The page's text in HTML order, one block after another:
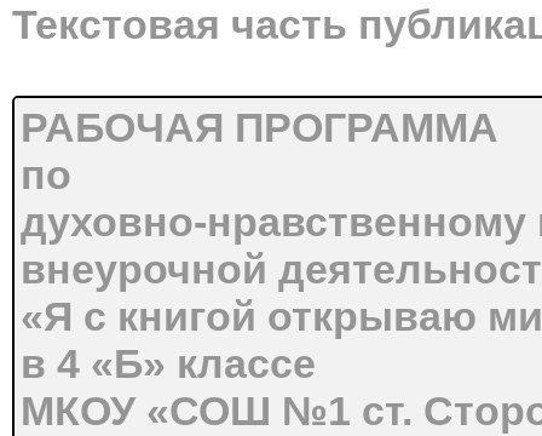
Текстовая часть
РАБОЧАЯ ПРОГРАММА
по
духовно-
внеурочной
«Я с книгой открываю
в 4 «Б» классе
МКОУ «СОШ №1 ст.